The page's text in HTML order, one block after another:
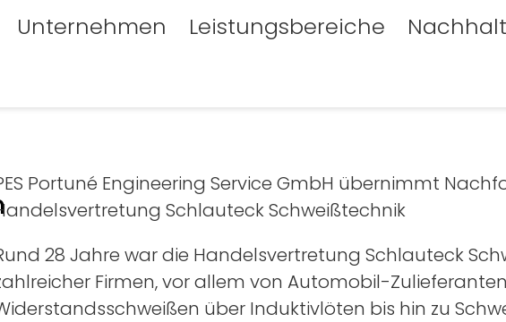
Unternehmen Leistungsbereiche
Portuné Engineering Service GmbH übernimmt
Schlauteck Schweißtechnik
28 Jahre war die Handelsvertretung Schlauteck
Firmen, vor allem von Automobil-
über Induktivlöten bis hin zu